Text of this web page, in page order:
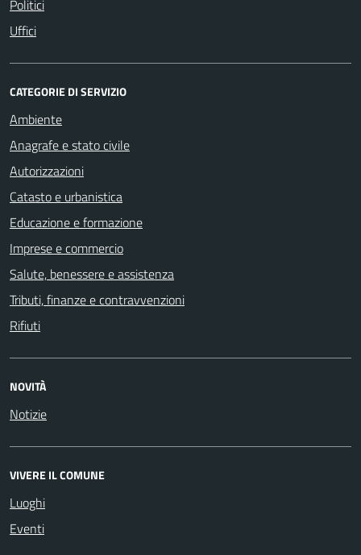
Politici
Uffici
CATEGORIE DI SERVIZIO
Ambiente
Anagrafe e stato civile
Autorizzazioni
Catasto e urbanistica
Educazione e formazione
Imprese e commercio
Salute, benessere e assistenza
Tributi, finanze e contravvenzioni
Rifiuti
NOVITÀ
Notizie
VIVERE IL COMUNE
Luoghi
Eventi